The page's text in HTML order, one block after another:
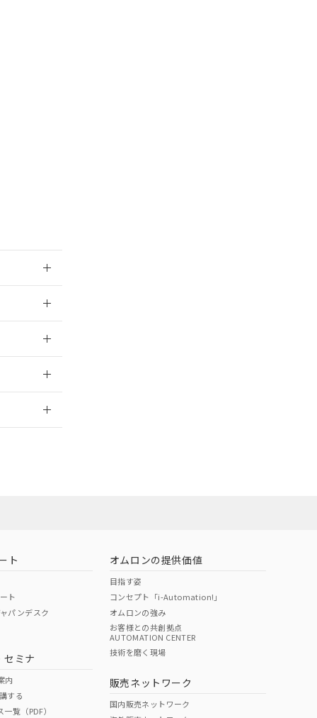
O O
ト
ト
パンデスク
セミナ
内
する
覧（PDF）
オムロンの提供価値
目指す姿
コンセプト「i-Automation!」
オムロンの強み
お客様との共創拠点
AUTOMATION CENTER
技術を磨く現場
販売ネットワーク
国内販売ネットワーク